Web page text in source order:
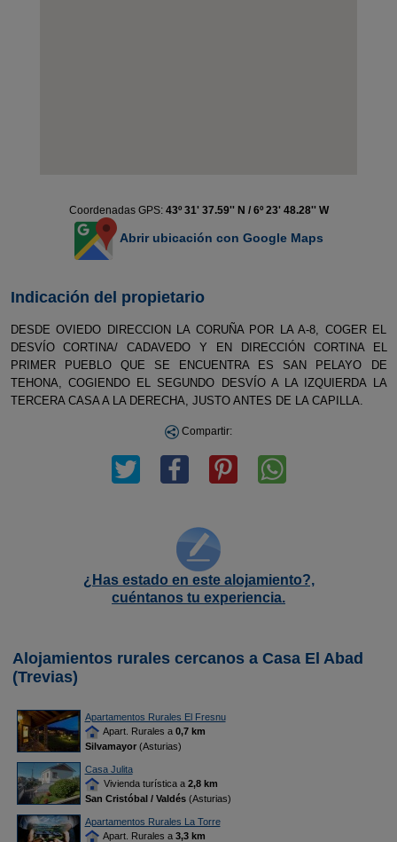
Coordenadas GPS: 43º 31' 37.59'' N / 6º 23' 48.28'' W
Abrir ubicación con Google Maps
Indicación del propietario
DESDE OVIEDO DIRECCION LA CORUÑA POR LA A-8, COGER EL
DESVÍO CORTINA/ CADAVEDO Y EN DIRECCIÓN CORTINA EL
PRIMER PUEBLO QUE SE ENCUENTRA ES SAN PELAYO DE
TEHONA, COGIENDO EL SEGUNDO DESVÍO A LA IZQUIERDA LA
TERCERA CASA A LA DERECHA, JUSTO ANTES DE LA CAPILLA.
Compartir:
¿Has estado en este alojamiento?,
cuéntanos tu experiencia.
Alojamientos rurales cercanos a Casa El Abad
(Trevias)
Apartamentos Rurales El Fresnu
Apart. Rurales a 0,7 km
Silvamayor(Asturias)
Casa Julita
Vivienda turística a 2,8 km
San Cristóbal / Valdés(Asturias)
Apartamentos Rurales La Torre
Apart. Rurales a 3,3 km